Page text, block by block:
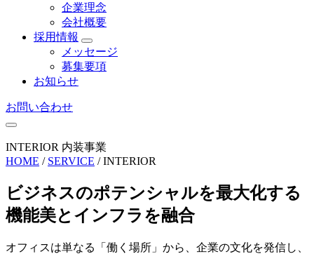
企業理念
会社概要
採用情報
メッセージ
募集要項
お知らせ
お問い合わせ
INTERIOR 内装事業
HOME / SERVICE / INTERIOR
ビジネスのポテンシャルを最大化する
機能美とインフラを融合
オフィスは単なる「働く場所」から、企業の文化を発信し、